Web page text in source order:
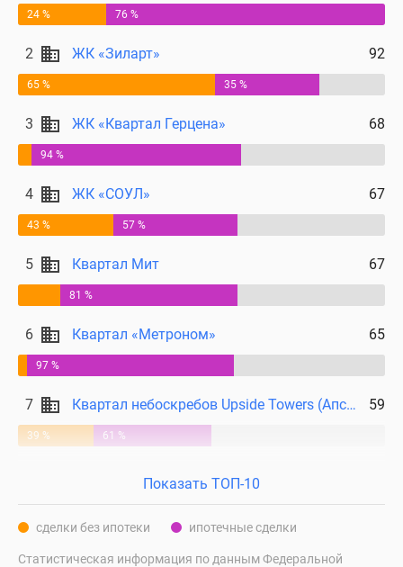
24 % 76 %
2 ЖК «Зиларт» 92
65 % 35 %
3 ЖК «Квартал Герцена» 68
94 %
4 ЖК «СОУЛ» 67
43 % 57 %
5 Квартал Мит 67
81 %
6 Квартал «Метроном» 65
97 %
7 Квартал небоскребов Upside Towers (Апсайд Тауерс) 59
39 % 61 %
Показать ТОП-10
сделки без ипотеки ипотечные сделки
Статистическая информация по данным Федеральной